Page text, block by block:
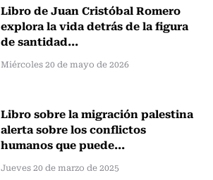
Libro de Juan Cristóbal Romero
explora la vida detrás de la figura
de santidad...
Miércoles 20 de mayo de 2026
Libro sobre la migración palestina
alerta sobre los conflictos
humanos que puede...
Jueves 20 de marzo de 2025